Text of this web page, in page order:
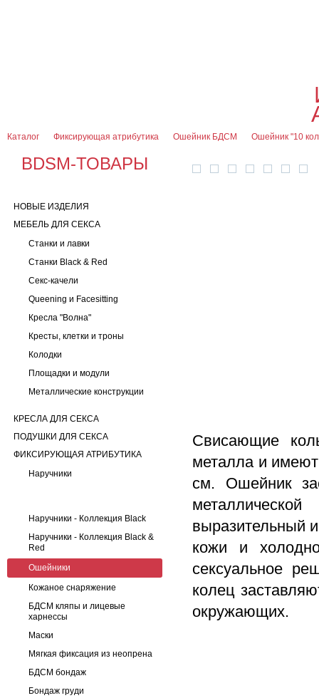
Каталог Фиксирующая атрибутика Ошейник БДСМ Ошейник "10
BDSM-ТОВАРЫ
НОВЫЕ ИЗДЕЛИЯ
МЕБЕЛЬ ДЛЯ СЕКСА
Станки и лавки
Станки Black & Red
Секс-качели
Queening и Facesitting
Кресла "Волна"
Кресты, клетки и троны
Колодки
Площадки и модули
Металлические конструкции
КРЕСЛА ДЛЯ СЕКСА
ПОДУШКИ ДЛЯ СЕКСА
ФИКСИРУЮЩАЯ АТРИБУТИКА
Наручники
Наручники - Коллекция Black
Наручники - Коллекция Black &
Red
Ошейники
Кожаное снаряжение
БДСМ кляпы и лицевые
харнессы
Маски
Мягкая фиксация из неопрена
БДСМ бондаж
Бондаж груди
Свисающие
металла и
см. Ошейник
выразительный
кожи и
сексуальное
колец
окружающих.